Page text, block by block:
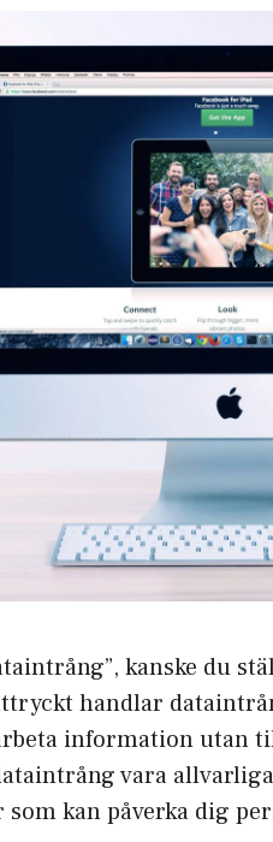
kanske du
handlar
information utan
vara
kan påverka dig